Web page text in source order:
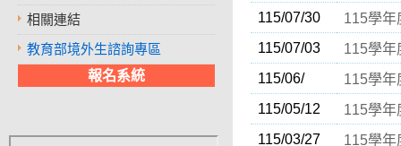
相關連結
教育部境外生諮詢專區
報名系統
115/07/30
115學年
115/07/03
115學年
115/06/
115學年
115/05/12
115學年
115/03/27
115學年